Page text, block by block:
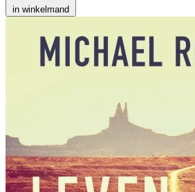
in winkelmand